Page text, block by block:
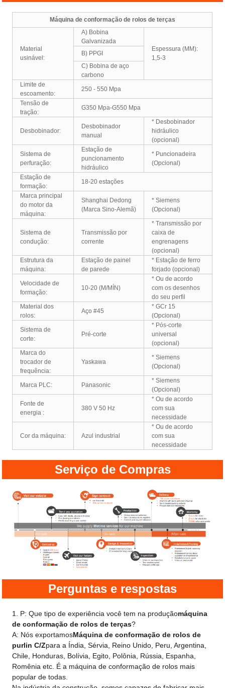
Máquina de conformação de rolos de terças
Material
usinável:
A) Bobina
Galvanizada
Espessura (MM):
1,5-3
B) PPGI
C) Bobina de aço
carbono
Limite de
escoamento:
250 - 550 Mpa
Tensão de
tração:
G350 Mpa-G550 Mpa
Desbobinador:
Desbobinador
manual
* Desbobinador
hidráulico
(opcional)
Sistema de
perfuração:
Estação de
puncionamento
hidráulico
* Puncionadeira
(Opcional)
Estação de
formação:
18-20 estações
Marca principal
do motor da
máquina:
Shanghai Dedong
(Marca Sino-Alemã)
* Siemens
(Opcional)
Sistema de
condução:
Transmissão por
corrente
* Transmissão por
caixa de
engrenagens
(opcional)
Estrutura da
máquina:
Estação de painel
de parede
* Estação de ferro
forjado (opcional)
Velocidade de
formação:
10-20 (M/MÍN)
* Ou de acordo
com os desenhos
do seu perfil
Material dos
rolos:
Aço #45
* GCr 15
(Opcional)
Sistema de
corte:
Pré-corte
* Pós-corte
universal
(opcional)
Marca do
trocador de
frequência:
Yaskawa
* Siemens
(Opcional)
Marca PLC: Panasonic
* Siemens
(Opcional)
Fonte de
energia :
380 V 50 Hz
* Ou de acordo
com sua
necessidade
Cor da máquina: Azul industrial
* Ou de acordo
com sua
necessidade
Serviço de Compras
Perguntas e respostas
1. P: Que tipo de experiência você tem na produçãomáquina
de conformação de rolos de terças?
A: Nós exportamosMáquina de conformação de rolos de
purlin C/Zpara a Índia, Sérvia, Reino Unido, Peru, Argentina,
Chile, Honduras, Bolívia, Egito, Polônia, Rússia, Espanha,
Romênia etc. É a máquina de conformação de rolos mais
popular de todas.